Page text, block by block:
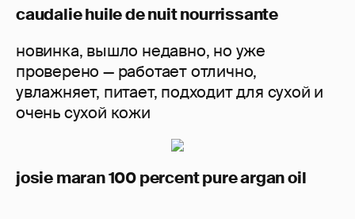
caudalie huile de nuit nourrissante
новинка, вышло недавно, но уже
проверено — работает отлично,
увлажняет, питает, подходит для сухой и
очень сухой кожи
josie maran 100 percent pure argan oil